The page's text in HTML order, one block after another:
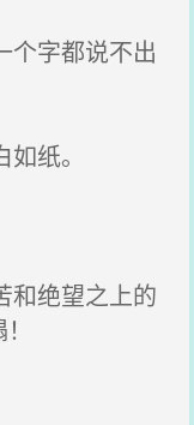
字都说不出
纸。
绝望之上的